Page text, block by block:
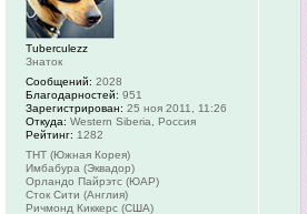
Tuberculezz
Знаток
Сообщений: 2028
Благодарностей: 951
Зарегистрирован: 25 ноя 2011, 11:26
Откуда: Western Siberia, Россия
Рейтинг: 1282
ТНТ (Южная Корея)
Имбабура (Эквадор)
Орландо Пайрэтс (ЮАР)
Сток Сити (Англия)
Ричмонд Киккерс (США)